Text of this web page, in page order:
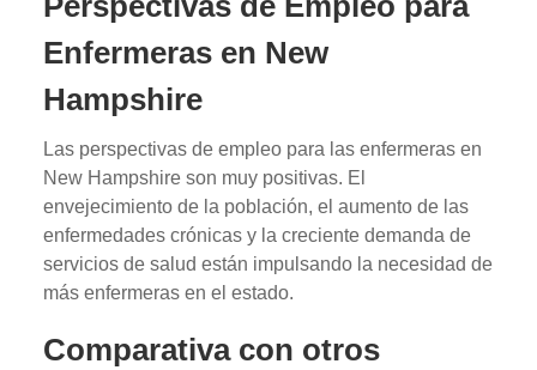
Enfermeras en New
Hampshire
Las perspectivas de empleo para las enfermeras en
New Hampshire son muy positivas. El
envejecimiento de la población, el aumento de las
enfermedades crónicas y la creciente demanda de
servicios de salud están impulsando la necesidad de
más enfermeras en el estado.
Comparativa con otros